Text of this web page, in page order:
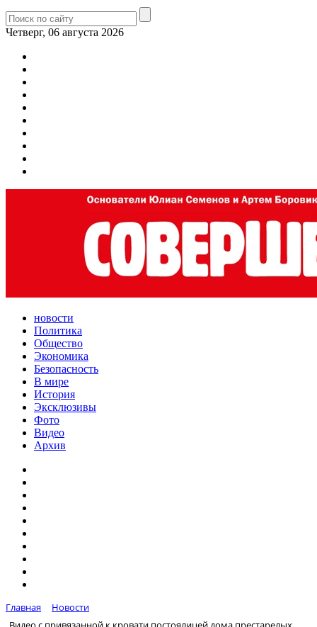
Четверг, 06 августа 2026
новости
Политика
Общество
Экономика
Безопасность
В мире
История
Эксклюзивы
Фото
Видео
Архив
Главная
Новости